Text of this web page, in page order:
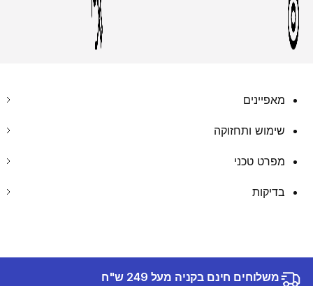
מאפיינים
שימוש ותחזוקה
מפרט טכני
בדיקות
משלוחים חינם בקניה מעל 249 ש"ח